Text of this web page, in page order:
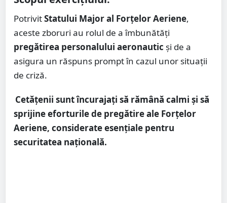
PotrivitStatului Major al Forțelor Aeriene,
aceste zboruri au rolul de a îmbunătăți
pregătirea personalului aeronautic și de a
asigura un răspuns prompt în cazul unor situații
de criză.
Cetățenii sunt încurajați să rămână calmi și să
sprijine eforturile de pregătire ale Forțelor
Aeriene, considerate esențiale pentru
securitatea națională.